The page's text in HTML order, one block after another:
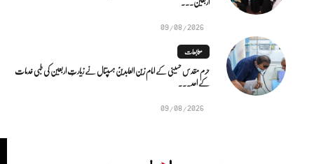
09/08/2026
متابعات
حرم مقدس حسینی کے امام زین العابدینؑ ہسپتال نے زیارتِ اربعین کی طبی خدمات
کے اعد...
09/08/2026